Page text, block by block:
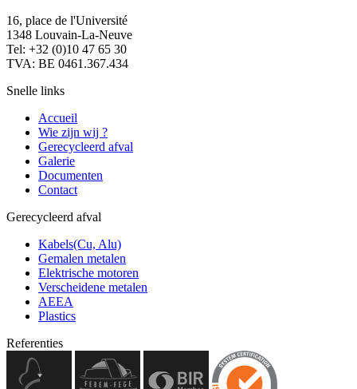
16, place de l'Université
1348 Louvain-La-Neuve
Tel: +32 (0)10 47 65 30
TVA: BE 0461.367.434
Snelle links
Accueil
Wie zijn wij ?
Gerecycleerd afval
Galerie
Documenten
Contact
Gerecycleerd afval
Kabels(Cu, Alu)
Gemalen metalen
Elektrische motoren
Verscheidene metalen
AEEA
Plastics
Referenties